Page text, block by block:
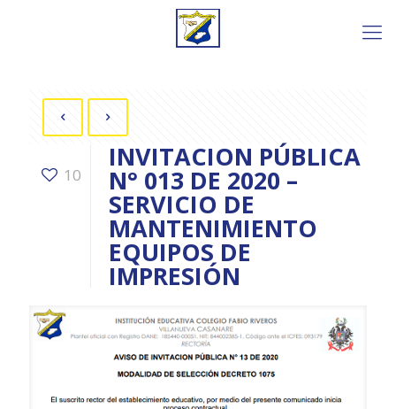
10
INVITACION PÚBLICA
N° 013 DE 2020 –
SERVICIO DE
MANTENIMIENTO
EQUIPOS DE
IMPRESIÓN